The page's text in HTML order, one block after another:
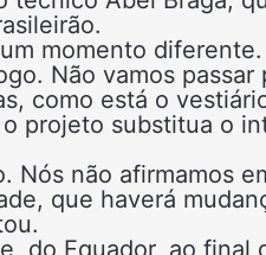
momento
Não vamos passar
como está o
projeto substitua o
Nós não afirmamos
que haverá
do Equador, ao final